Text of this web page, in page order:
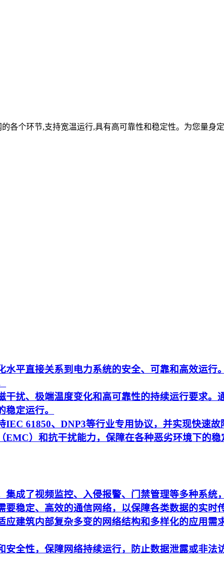
各个环节,支持宽温运行,具有高可靠性和稳定性。为您量身
平直接关系到电力系统的安全、可靠和高效运
扰、极端温度变化和高可靠性的持续运行要求
定运行。
61850、DNP3等行业专用协议，并实现快速故
）和抗干扰能力，保障在各种恶劣环境下的稳
成了视频监控、入侵报警、门禁管理等多种系
稳定、高效的通信网络，以保障各类数据的实时
建筑内部复杂多变的网络结构和多样化的应用需
全性，保障网络持续运行，防止数据泄露或非